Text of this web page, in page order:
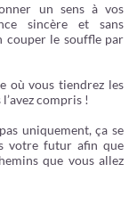
un sens à vos
sincère et sans
couper le souffle par
où vous tiendrez les
compris !
uniquement, ça se
votre futur afin que
que vous allez